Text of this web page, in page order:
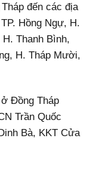
đến các địa
Hồng Ngự, H.
Thanh Bình,
H. Tháp Mười,
Đồng Tháp
Trần Quốc
Bà, KKT Cửa